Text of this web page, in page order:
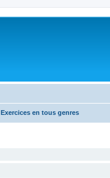
Exercices en tous genres